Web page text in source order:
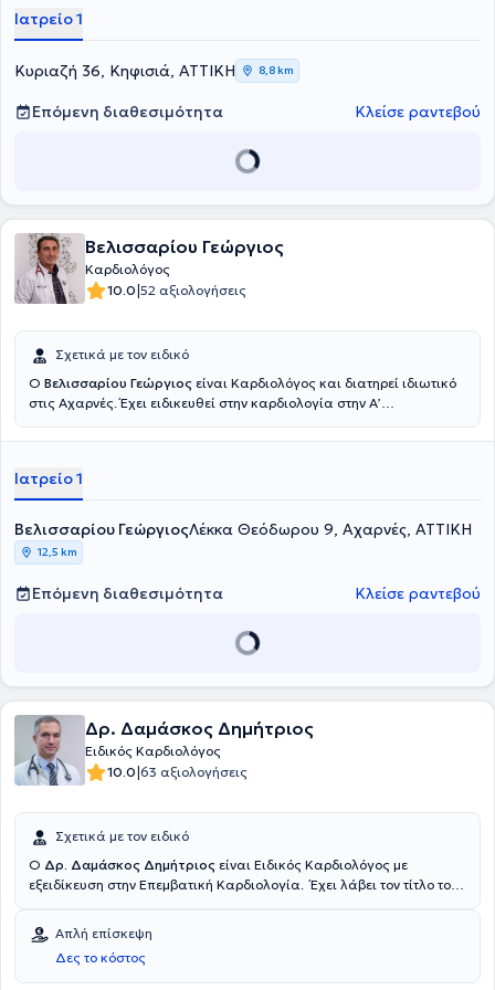
Ιατρείο 1
Κυριαζή 36, Κηφισιά, ΑΤΤΙΚΗ 8,8 km
Επόμενη διαθεσιμότητα Κλείσε ραντεβού
Βελισσαρίου Γεώργιος
Καρδιολόγος
10.0|52 αξιολογήσεις
Σχετικά με τον ειδικό
Ο Βελισσαρίου Γεώργιος είναι Καρδιολόγος και διατηρεί ιδιωτικό
στις Αχαρνές. Έχει ειδικευθεί στην καρδιολογία στην Α’
Ευαγγελισμός" και έχει παρακολουθήσει αρκετά σεμινάρια με
Επιστημονικός συνεργάτης του ομίλου ΥΓΕΙΑ και μέλος του Ιατρικού
Συλλόγου Αθηνών. το 2024 μετά από εξάμηνη εκπαίδευση στο
Ωνάσειο Καρδιοχειρουργικό Κέντρο απέκτησε την άδεια
διενέργειας δυναμικής υπερηχοκαρδιογραφίας( stres echo) .
Ιατρείο 1
Βελισσαρίου ΓεώργιοςΛέκκα Θεόδωρου 9, Αχαρνές, ΑΤΤΙΚΗ
12,5 km
Επόμενη διαθεσιμότητα Κλείσε ραντεβού
Δρ. Δαμάσκος Δημήτριος
Ειδικός Καρδιολόγος
10.0|63 αξιολογήσεις
Σχετικά με τον ειδικό
Ο Δρ. Δαμάσκος Δημήτριος είναι Ειδικός Καρδιολόγος με
εξειδίκευση στην Επεμβατική Καρδιολογία. Έχει λάβει τον τίτλο του
εκπονώντας τη διδακτορική διατριβή του στην Ά Καρδιολογική
Κλινική του Ωνασείου Καρδιοχειρουργικού Κέντρου, της οποίας
αποτέλεσε Ερευνητικός Συνεργάτης στον τομέα της Πρόληψης των
Δυσλιπιδαιμιών για έξι έτη. Έχει ανακηρυχθεί υπότροφος της
Απλή επίσκεψη
Δες το κόστος